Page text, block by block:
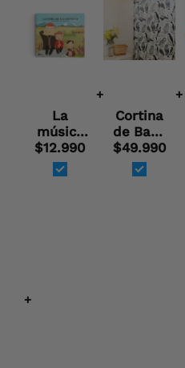
La
música
de las
montañas
$12.990
+
Cortina
de Baño
/ Aves
Rapaces
$49.990
+
+